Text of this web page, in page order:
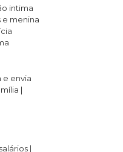
intima
menina
e envia
|
|